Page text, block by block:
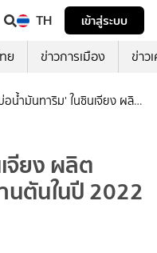
TH
เข้าสู่ระบบ
ย ข่าวการเมือง ข่าว
อน้ำมันทาริม' ในซินเจียง ผลิต
จียง ผลิต
นตันในปี 2022